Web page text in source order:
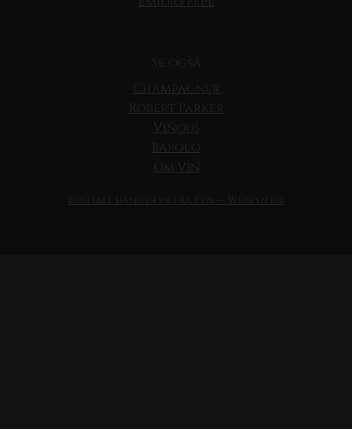
Se også
Champagner
Robert Parker
Vinous
Barolo
Om vin
Digitalt håndværk fra Fyn — Webfyn.dk